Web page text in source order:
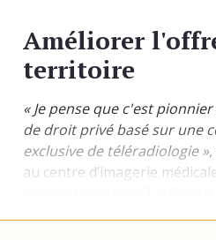
Améliorer
territoire
« Je pense que c'est
de droit privé basé sur une
exclusive de téléradiologie »
au centre d’imagerie